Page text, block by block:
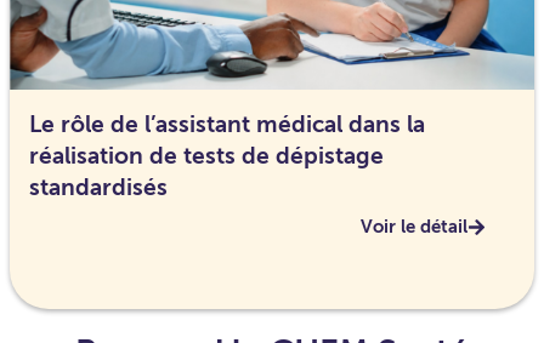
Le rôle de l’assistant médical dans la
réalisation de tests de dépistage
standardisés
Voir le détail